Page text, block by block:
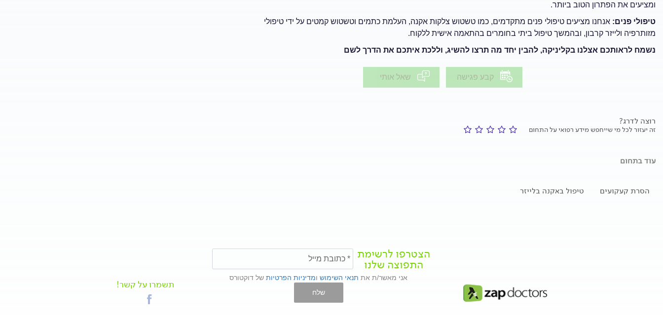
ומציעים את הפתרון הטוב ביותר.
טיפולי פנים: אנחנו מציעים טיפולי פנים מתקדמים, כמו טשטוש צלקות אקנה, העלמת כתמים וטשטוש קמטים על ידי טיפולי
מזותרפיה ולייזר קרבון, ובהמשך טיפול ביתי בחומרים בהתאמה אישית ללקוח.
נשמח לראותכם אצלנו בקליניקה, להבין יחד מה תרצו להשיג, וללכת איתכם את הדרך לשם
קבע פגישה שאל אותי
רוצה לדרג?
זה יעזור לכל מי שייחפש מידע רפואי על התחום
עוד בתחום
הסרת קעקועים טיפול באקנה בלייזר
הצטרפו לרשימת
התפוצה שלנו
אני מאשר/ת את תנאי השימוש ומדיניות הפרטיות של דוקטורס
שלח
תשמרו על קשר!